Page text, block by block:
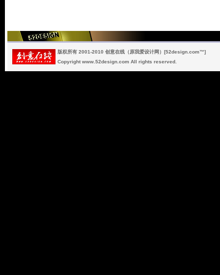
版权所有 2001-2010 创意在线（原我爱设计网）[52design.com™]
Copyright www.52design.com All rights reserved.